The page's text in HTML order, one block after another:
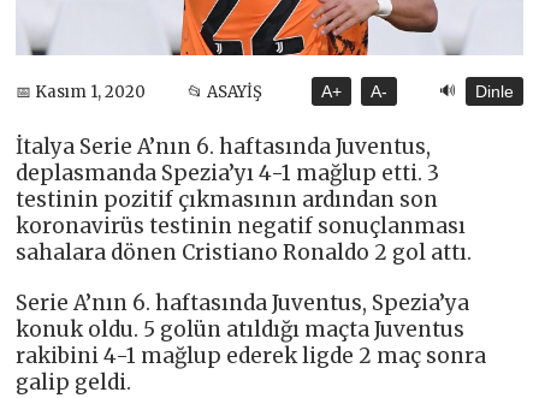
📅 Kasım 1, 2020 📂 ASAYİŞ A+ A- 🔊 Dinle
İtalya Serie A’nın 6. haftasında Juventus,
deplasmanda Spezia’yı 4-1 mağlup etti. 3
testinin pozitif çıkmasının ardından son
koronavirüs testinin negatif sonuçlanması
sahalara dönen Cristiano Ronaldo 2 gol attı.
Serie A’nın 6. haftasında Juventus, Spezia’ya
konuk oldu. 5 golün atıldığı maçta Juventus
rakibini 4-1 mağlup ederek ligde 2 maç sonra
galip geldi.